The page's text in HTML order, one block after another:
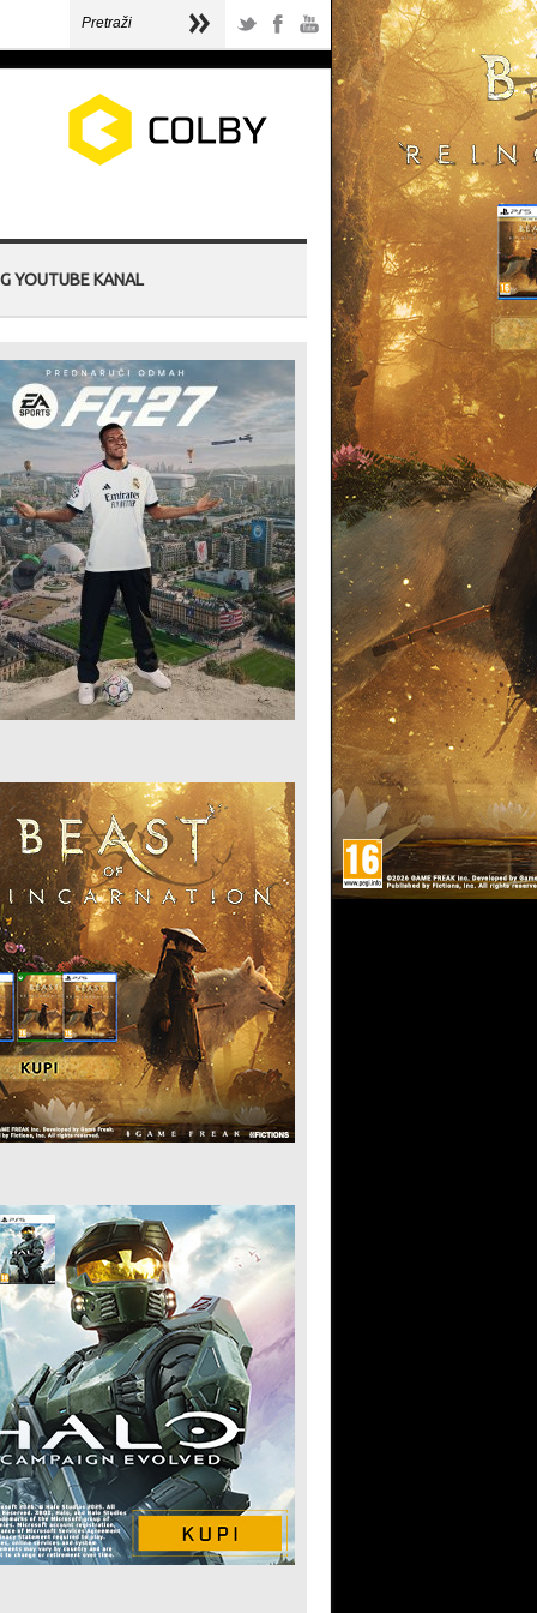
YOUTUBE KANAL